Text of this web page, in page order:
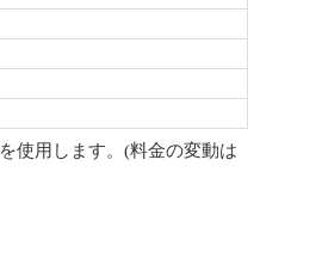
を使用します。(料金の変動は